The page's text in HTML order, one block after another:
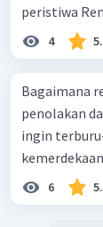
peristiwa
4
Bagaimana
penolakan
ingin
6